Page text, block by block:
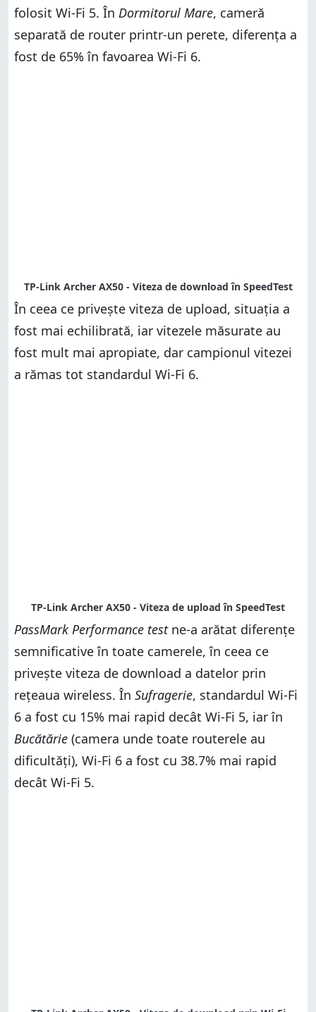
folosit Wi-Fi 5. În Dormitorul Mare, cameră
separată de router printr-un perete, diferența a
fost de 65% în favoarea Wi-Fi 6.
În ceea ce privește viteza de upload, situația a
fost mai echilibrată, iar vitezele măsurate au
fost mult mai apropiate, dar campionul vitezei
a rămas tot standardul Wi-Fi 6.
PassMark Performance testne-a arătat diferențe
semnificative în toate camerele, în ceea ce
privește viteza de download a datelor prin
rețeaua wireless. În Sufragerie, standardul Wi-Fi
6 a fost cu 15% mai rapid decât Wi-Fi 5, iar în
Bucătărie (camera unde toate routerele au
dificultăți), Wi-Fi 6 a fost cu 38.7% mai rapid
decât Wi-Fi 5.